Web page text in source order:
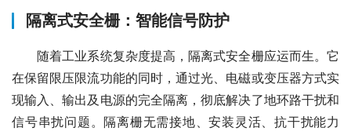
隔离式安全栅：智能信号防护
随着工业系统复杂度提高，隔离式安全栅应运而生。它
在保留限压限流功能的同时，通过光、电磁或变压器方式实
现输入、输出及电源的完全隔离，彻底解决了地环路干扰和
信号串扰问题。隔离栅无需接地、安装灵活、抗干扰能力